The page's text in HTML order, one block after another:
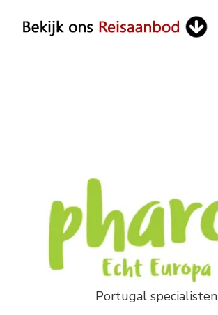
Portugal specialisten